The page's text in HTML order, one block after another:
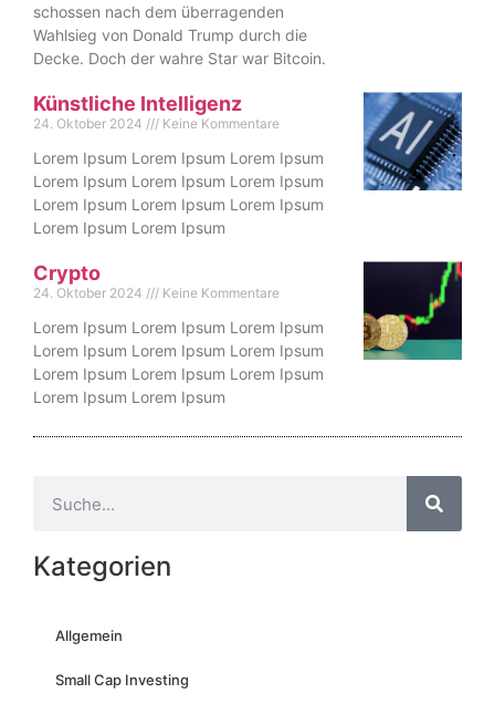
Kategorien
Allgemein
Small Cap Investing
schossen nach dem überragenden
Wahlsieg von Donald Trump durch die
Decke. Doch der wahre Star war Bitcoin.
Künstliche Intelligenz
24. Oktober 2024 Keine Kommentare
Lorem Ipsum Lorem Ipsum Lorem Ipsum
Lorem Ipsum Lorem Ipsum Lorem Ipsum
Lorem Ipsum Lorem Ipsum Lorem Ipsum
Lorem Ipsum Lorem Ipsum
Crypto
24. Oktober 2024 Keine Kommentare
Lorem Ipsum Lorem Ipsum Lorem Ipsum
Lorem Ipsum Lorem Ipsum Lorem Ipsum
Lorem Ipsum Lorem Ipsum Lorem Ipsum
Lorem Ipsum Lorem Ipsum